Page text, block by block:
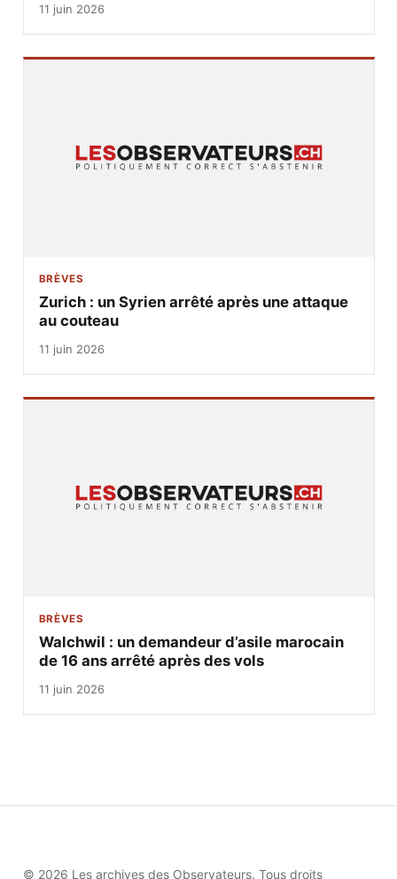
11 juin 2026
BRÈVES
Zurich : un Syrien arrêté après une attaque
au couteau
11 juin 2026
BRÈVES
Walchwil : un demandeur d’asile marocain
de 16 ans arrêté après des vols
11 juin 2026
© 2026 Les archives des Observateurs. Tous droits